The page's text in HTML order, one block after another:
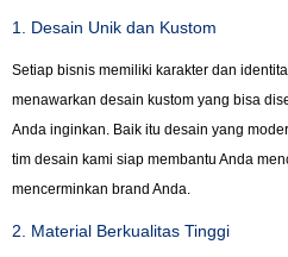
1. Desain Unik dan Kustom
Setiap bisnis memiliki karakter dan
menawarkan desain kustom yang bisa
Anda inginkan. Baik itu desain yang
tim desain kami siap membantu Anda
mencerminkan brand Anda.
2. Material Berkualitas Tinggi